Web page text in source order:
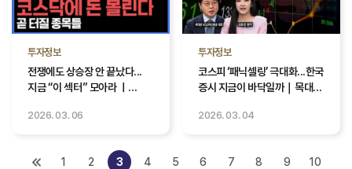
투자정보
전쟁에도 상승장 안 끝났다...
지금 “이 섹터” 모아라 ㅣ
김치형 앵커
2026. 03. 06
투자정보
코스피 ‘패닉셀링’ 극대화...한국
증시 지금이 바닥일까｜목대균
삼성전자 #SK하이닉스
2026. 03. 04
1 2 3 4 5 6 7 8 9 10